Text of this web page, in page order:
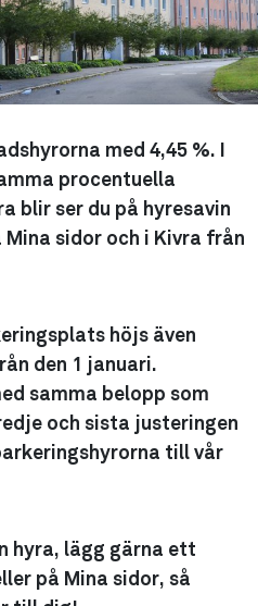
med 4,45 %. I
procentuella
blir ser du på hyresavin
sidor och i Kivra från
höjs även
den 1 januari.
samma belopp som
och sista justeringen
till vår
hyra, lägg gärna ett
på Mina sidor, så